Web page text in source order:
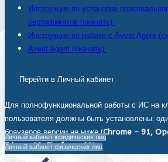
Инструкция по установке
сертификатов (скачать).
Инструкция по работе с Avest Agent
Avest Agent (скачать).
Перейти в Личный кабинет
Для полнофункциональной работы с ИС на
пользователя должны быть установлены:
браузеров версии не ниже (Chrome – 91,
Edge - 93, Firefox - 92).
Личный кабинет юридических лиц
Личный кабинет физических лиц